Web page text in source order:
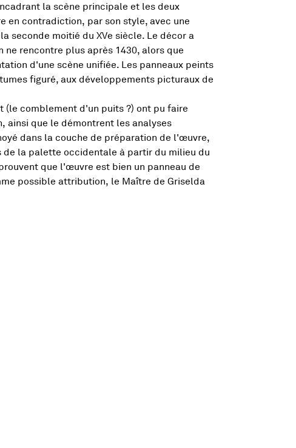
la scène principale et les deux
en contradiction, par son style, avec une
seconde moitié du XVe siècle. Le décor a
rencontre plus après 1430, alors que
d'une scène unifiée. Les panneaux peints
figuré, aux développements picturaux de
(le comblement d'un puits ?) ont pu faire
ainsi que le démontrent les analyses
dans la couche de préparation de l'œuvre,
la palette occidentale à partir du milieu du
que l'œuvre est bien un panneau de
possible attribution, le Maître de Griselda